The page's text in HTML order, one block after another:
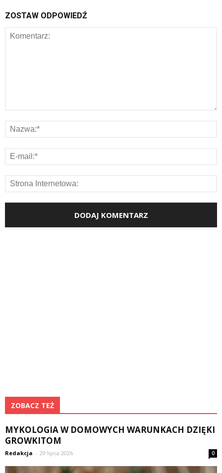
ZOSTAW ODPOWIEDŹ
ZOBACZ TEŻ
MYKOLOGIA W DOMOWYCH WARUNKACH DZIĘKI
GROWKITOM
Redakcja - 29 lipca 2026 0